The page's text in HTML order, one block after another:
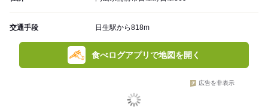
交通手段 日生駅から818m
食べログアプリで地図を開く
広告を非表示